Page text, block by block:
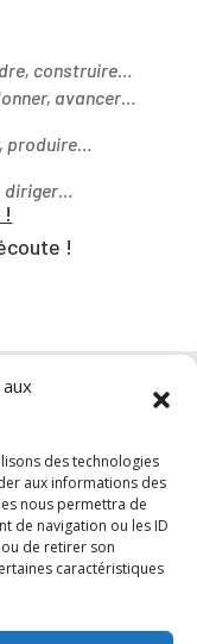
des technologies
aux informations des
nous permettra de
de navigation ou les ID
de retirer son
caractéristiques
construire…
avancer…
produire…
diriger…
!